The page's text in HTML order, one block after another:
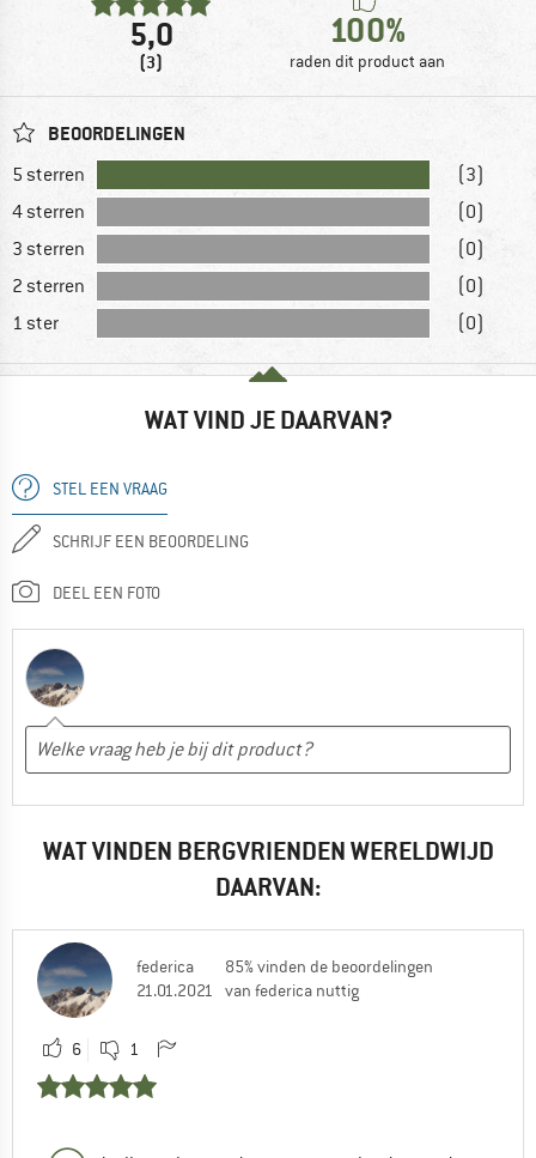
5,0
(3)
100%
raden dit product aan
BEOORDELINGEN
5 sterren
(3)
4 sterren
(0)
3 sterren
(0)
2 sterren
(0)
1 ster
(0)
WAT VIND JE DAARVAN?
STEL EEN VRAAG
SCHRIJF EEN BEOORDELING
DEEL EEN FOTO
WAT VINDEN BERGVRIENDEN WERELDWIJD
DAARVAN:
federica
21.01.2021
85% vinden de beoordelingen
van federica nuttig
6 1